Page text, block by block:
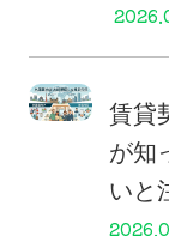
賃貸
が知
いと